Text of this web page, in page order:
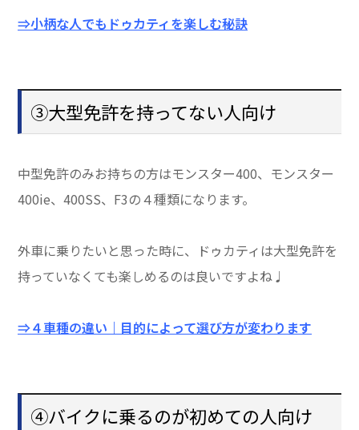
⇒小柄な人でもドゥカティを楽しむ秘訣
③大型免許を持ってない人向け
中型免許のみお持ちの方はモンスター400、モンスター
400ie、400SS、F3の４種類になります。
外車に乗りたいと思った時に、ドゥカティは大型免許を
持っていなくても楽しめるのは良いですよね♩
⇒４車種の違い｜目的によって選び方が変わります
④バイクに乗るのが初めての人向け